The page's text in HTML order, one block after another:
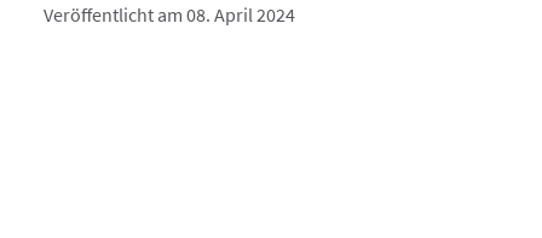
Veröffentlicht am 08. April 2024